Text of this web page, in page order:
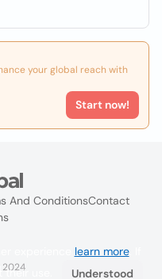
your global reach with
Start now!
And ConditionsContact
2024
learn more. If
use.
Understood